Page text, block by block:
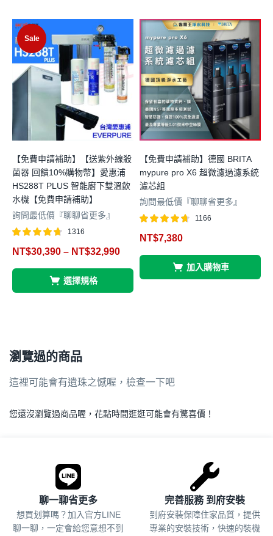
Sale
【免費申請補助】【送紫外線殺
菌器 回饋10%購物幣】愛惠浦
HS288T PLUS 智能廚下雙溫飲
水機【免費申請補助】
詢問最低價『聊聊省更多』
4.63
1316
NT$30,390 – NT$32,990
選擇規格
【免費申請補助】德國 BRITA
mypure pro X6 超微濾過濾系統
濾芯組
詢問最低價『聊聊省更多』
4.66
1166
NT$7,380
加入購物車
瀏覽過的商品
這裡可能會有遺珠之憾喔，檢查一下吧
您還沒瀏覽過商品喔，花點時間逛逛可能會有驚喜價！
聊一聊省更多
想買划算嗎？加入官方LINE
聊一聊，一定會給您意想不到
完善服務 到府安裝
到府安裝保障住家品質，提供
專業的安裝技術，快速的裝機